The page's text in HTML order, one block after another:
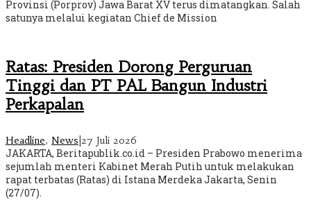
Provinsi (Porprov) Jawa Barat XV terus dimatangkan. Salah
satunya melalui kegiatan Chief de Mission
Ratas: Presiden Dorong Perguruan
Tinggi dan PT PAL Bangun Industri
Perkapalan
Headline, News 27 Juli 2026
JAKARTA, Beritapublik.co.id – Presiden Prabowo menerima
sejumlah menteri Kabinet Merah Putih untuk melakukan
rapat terbatas (Ratas) di Istana Merdeka Jakarta, Senin
(27/07).